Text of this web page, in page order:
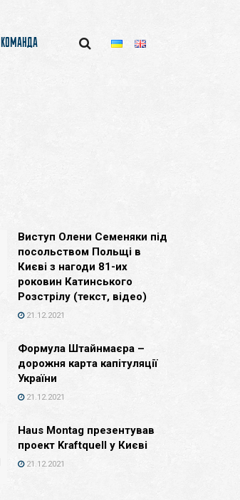
КОМАНДА
Виступ Олени Семеняки під
посольством Польщі в
Києві з нагоди 81-их
роковин Катинського
Розстрілу (текст, відео)
21.12.2021
Формула Штайнмаєра –
дорожня карта капітуляції
України
21.12.2021
Haus Montag презентував
проект Kraftquell у Києві
21.12.2021